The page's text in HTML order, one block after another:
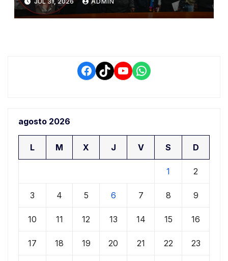
conflictos de interés y
retrasos
Facebook
TikTokYouTube
WhatsApp
agosto 2026
L M X J V S D
1 2
3 4 5 6 7 8 9
10 11 12 13 14 15 16
17 18 19 20 21 22 23